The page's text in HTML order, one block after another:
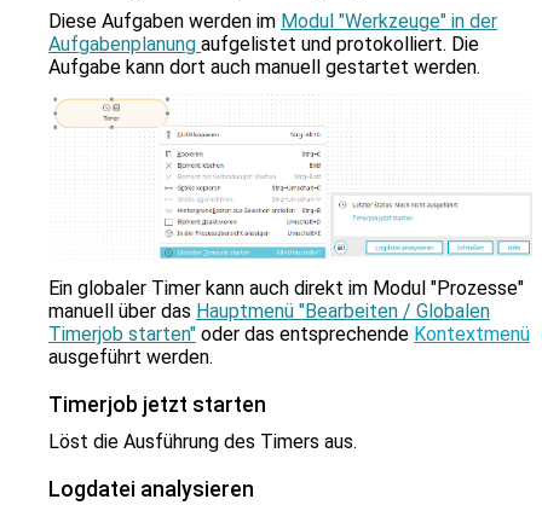
Diese Aufgaben werden im Modul "Werkzeuge" in der
Aufgabenplanung aufgelistet und protokolliert. Die
Aufgabe kann dort auch manuell gestartet werden.
Ein globaler Timer kann auch direkt im Modul "Prozesse"
manuell über das Hauptmenü "Bearbeiten / Globalen
Timerjob starten" oder das entsprechende Kontextmenü
ausgeführt werden.
Timerjob jetzt starten
Löst die Ausführung des Timers aus.
Logdatei analysieren